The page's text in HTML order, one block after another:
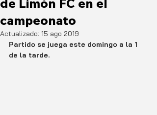
de Limón FC en el
campeonato
Actualizado: 15 ago 2019
Partido se juega este domingo a la 1
de la tarde.